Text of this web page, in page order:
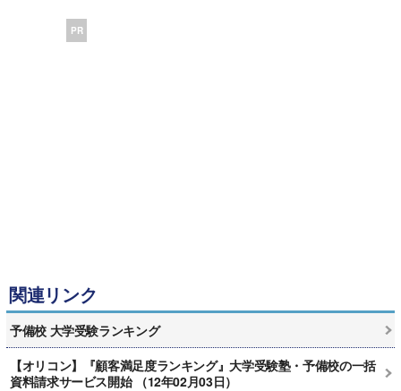
PR
関連リンク
予備校 大学受験ランキング
【オリコン】『顧客満足度ランキング』大学受験塾・予備校の一括
資料請求サービス開始 （12年02月03日）